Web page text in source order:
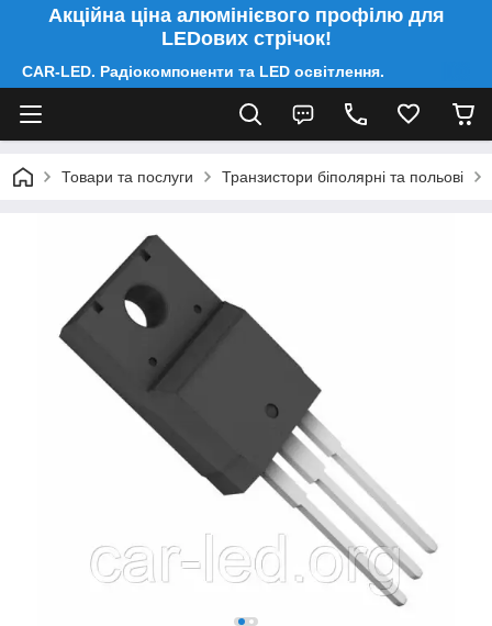
Акційна ціна алюмінієвого профілю для
LEDових стрічок!
CAR-LED. Радіокомпоненти та LED освітлення.
Товари та послуги Транзистори біполярні та польові